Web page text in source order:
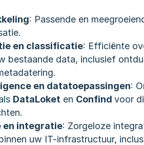
: Passende en
en classificatie: Efficiënte
bestaande data, inclusief
en datatoepassingen:
DataLoket en Confind voor
en integratie: Zorgeloze
uw IT-infrastructuur,